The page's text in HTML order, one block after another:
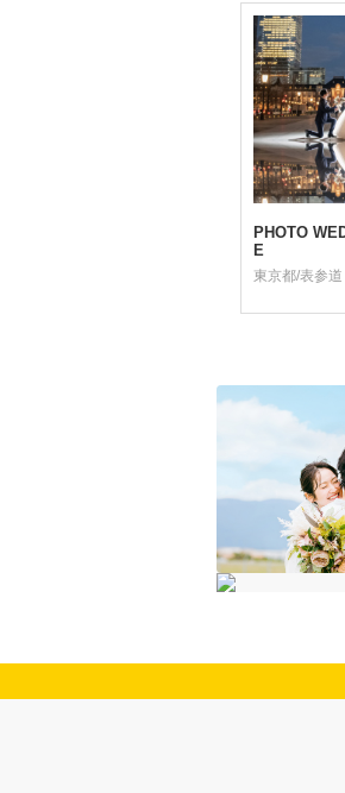
PHOTO
E
東京都/表参